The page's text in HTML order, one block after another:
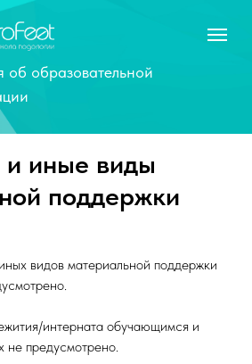
об образовательной
и иные виды
поддержки
видов материальной поддержки
интерната обучающимся и
не предусмотрено.